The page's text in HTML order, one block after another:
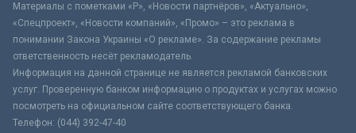
Материалы с пометками «Р», «Новости партнёров», «Актуально»,
«Спецпроект», «Новости компаний», «Промо» – это реклама в
понимании Закона Украины «О рекламе». За содержание рекламы
ответственность несёт рекламодатель.
Информация на данной странице не является рекламой банковских
услуг. Проверенную банком информацию о продуктах и услугах можно
посмотреть на официальном сайте соответствующего банка.
Телефон: (044) 392-47-40